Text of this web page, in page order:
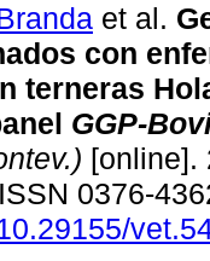
et al.
con
terneras
GGP-
[online].
0376-